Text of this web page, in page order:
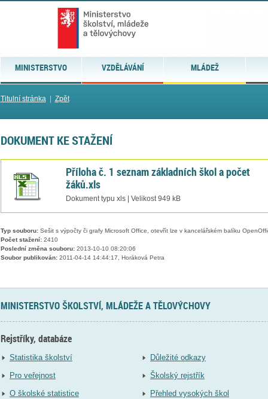
MINISTERSTVO VZDĚLÁVÁNÍ MLÁDEŽ
Titulní stránka| Zpět
DOKUMENT KE STAŽENÍ
Příloha č. 1 seznam základních škol a počet
žáků.xls
Dokument typu xls | Velikost 949 kB
Typ souboru:Sešit s výpočty či grafy Microsoft Office, otevřít lze v kancelářském balíku
Počet stažení:2410
Poslední změna souboru:2013-10-10 08:20:06
Soubor publikován:2011-04-14 14:44:17, Horáková Petra
MINISTERSTVO ŠKOLSTVÍ, MLÁDEŽE A TĚLOVÝCHOVY
Rejstříky, databáze
Statistika školství
Pro veřejnost
O školské statistice
Důležité odkazy
Školský rejstřík
Přehled vysokých škol